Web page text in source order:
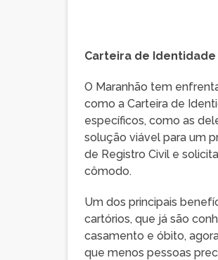
Carteira de Identidade
O Maranhão tem
como a Carteira de
específicos, como as
solução viável para um
de Registro Civil e
cômodo.
Um dos principais
cartórios, que já são
casamento e óbito,
que menos pessoas